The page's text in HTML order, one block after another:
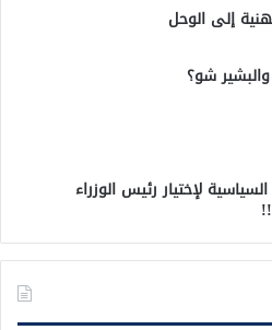
إلى الوحل
والبشير شو؟
لإختيار رئيس الوزراء